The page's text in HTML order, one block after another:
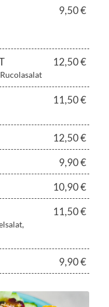
9,50 €
12,50 €
11,50 €
12,50 €
9,90 €
10,90 €
11,50 €
9,90 €